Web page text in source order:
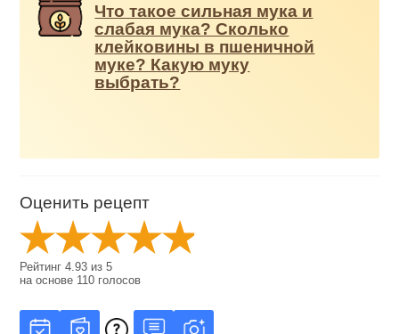
Что такое сильная мука и
слабая мука? Сколько
клейковины в пшеничной
муке? Какую муку
выбрать?
Оценить рецепт
Рейтинг4.93 из5
на основе 110 голосов